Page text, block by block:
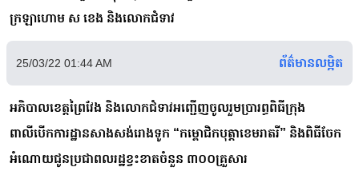
ក្រឡាហោម ស ខេង និងលោកជំទាវ
25/03/22 01:44 AM ព័ត៌មានលម្អិត
អភិបាលខេត្តព្រៃវែង​ និងលោកជំទាវ​អញ្ជើញចូលរួមប្រារព្ធពិធីក្រុង
ពាលីបើកការដ្ឋានសាងសង់រោងទូក “កម្ពោជិកបុត្តាខេមរាតរី” និងពិធីចែក
អំណោយជូនប្រជាពលរដ្ឋខ្វះខាតចំនួន ៣០០គ្រួសារ